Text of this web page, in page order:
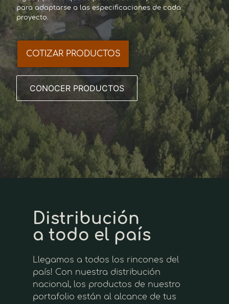
para adaptarse a las especificaciones de cada
proyecto.
COTIZAR PRODUCTOS
CONOCER PRODUCTOS
la naturaleza y garantizando que nuestros bosques
sean renovados para las generaciones futuras.
CONOCER MÁS
Distribución
a todo el país
Llegamos a todos los rincones del
país! Con nuestra distribución
nacional, los productos de nuestro
portafolio están al alcance de tus